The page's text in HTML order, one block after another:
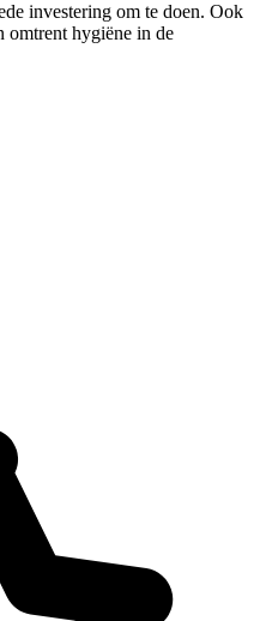
investering om te doen. Ook
omtrent hygiëne in de